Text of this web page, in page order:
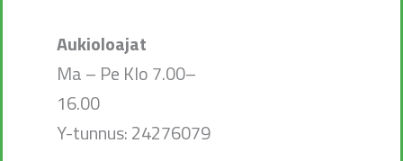
Aukioloajat
Ma – Pe Klo 7.00–
16.00
Y-tunnus: 24276079